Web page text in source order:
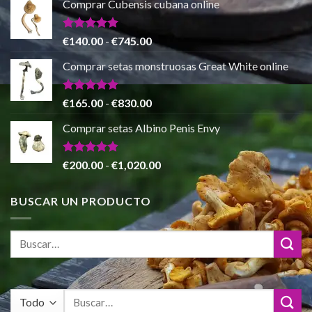
original
era:
€80.00.
actual
€55.00.
Comprar Cubensis cubana online
Valorado
con
5.00
de 5
€140.00-€745.00Rango
de
precios:
desde
€140.00
hasta
€745.00
Comprar setas monstruosas Great White online
Valorado
de 5
€165.00 - €830.00Rango
precios:
€165.00
€830.00
Comprar setas Albino Penis Envy
Valorado
€200.00 - €1,020.00Rango
precios:
desde
€200.00
BUSCAR UN PRODUCTO
Buscar